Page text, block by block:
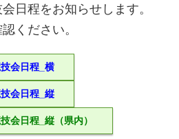
日程をお知らせします。
ください。
会日程_横
会日程_縦
会日程_縦（県内）